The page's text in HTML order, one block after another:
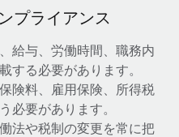
プライアンス
給与、労働時間、職務内
する必要があります。
険料、雇用保険、所得税
必要があります。
法や税制の変更を常に把